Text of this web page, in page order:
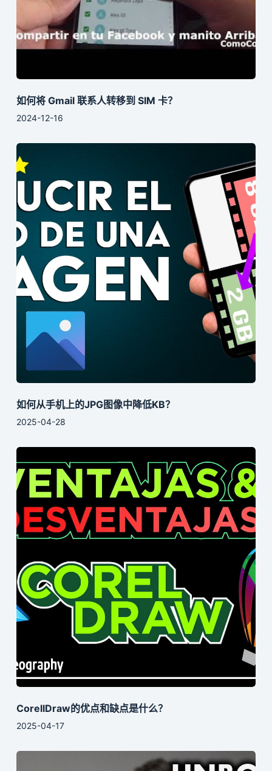
如何将 Gmail 联系人转移到 SIM 卡？
2024-12-16
如何从手机上的JPG图像中降低KB？
2025-04-28
CorellDraw的优点和缺点是什么？
2025-04-17